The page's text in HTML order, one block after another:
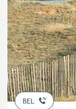
BEL